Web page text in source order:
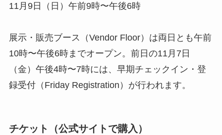
11月9日（日）午前9時〜午後6時
展示・販売ブース（Vendor Floor）は両日とも午前
10時〜午後6時までオープン。前日の11月7日
（金）午後4時〜7時には、早期チェックイン・登
録受付（Friday Registration）が行われます。
チケット（公式サイトで購入）